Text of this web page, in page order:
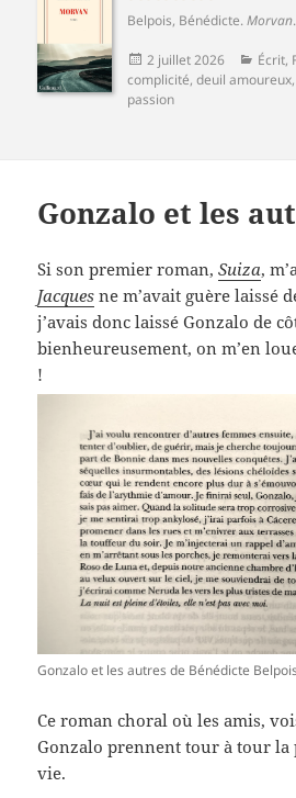
Belpois, Bénédicte.Morvan
Publié
le
2 juillet 2026 Écrit,
complicité,deuil amoureux
passion
Gonzalo et les
Si son premier roman,Suiza,
Jacques ne m’avait guère laissé
j’avais donc laissé Gonzalo de
bienheureusement, on m’en
!
Gonzalo et les autres de Bénédicte Belpois
Ce roman choral où les amis,
Gonzalo prennent tour à tour la
vie.